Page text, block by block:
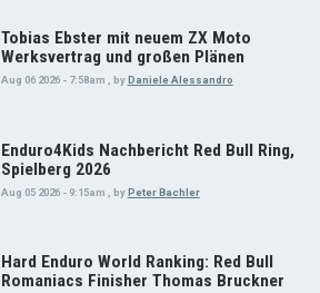
Tobias Ebster mit neuem ZX Moto
Werksvertrag und großen Plänen
Aug 06 2026 - 7:58am byDaniele Alessandro
Enduro4Kids Nachbericht Red Bull Ring,
Spielberg 2026
Aug 05 2026 - 9:15am byPeter Bachler
Hard Enduro World Ranking: Red Bull
Romaniacs Finisher Thomas Bruckner